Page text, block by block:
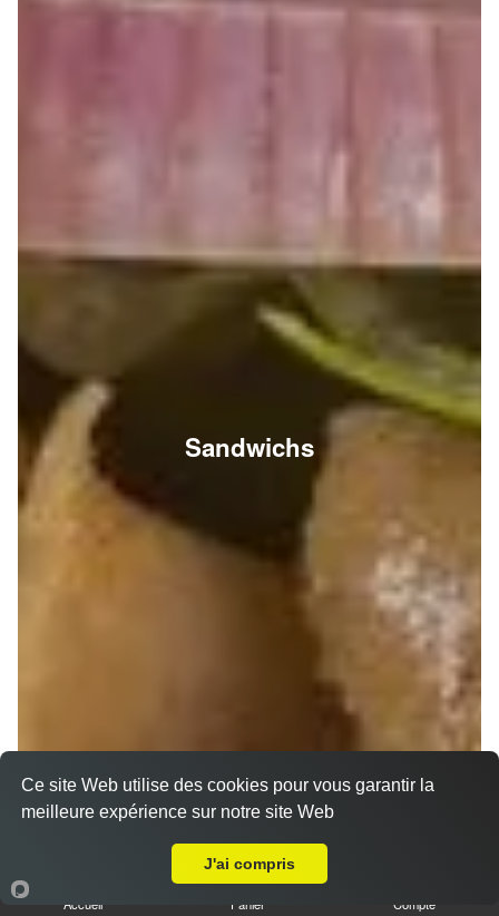
Sandwichs
Accueil Panier Compte
Ce site Web utilise des cookies pour vous garantir la
meilleure expérience sur notre site Web
J'ai compris